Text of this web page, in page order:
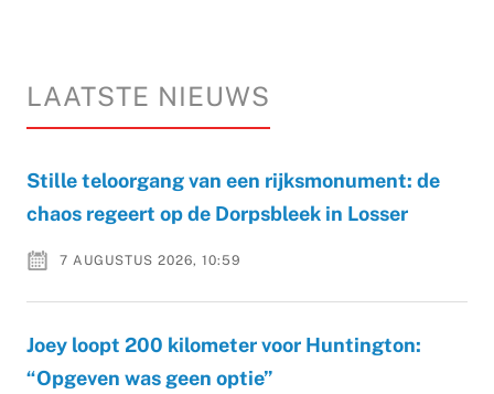
LAATSTE NIEUWS
Stille teloorgang van een rijksmonument: de
chaos regeert op de Dorpsbleek in Losser
7 AUGUSTUS 2026, 10:59
Joey loopt 200 kilometer voor Huntington:
“Opgeven was geen optie”